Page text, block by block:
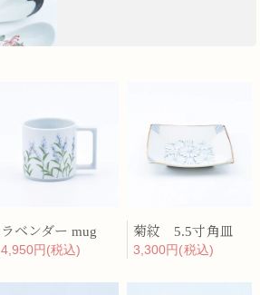
ラベンダー mug
4,950円(税込)
菊紋 5.5寸角皿
3,300円(税込)